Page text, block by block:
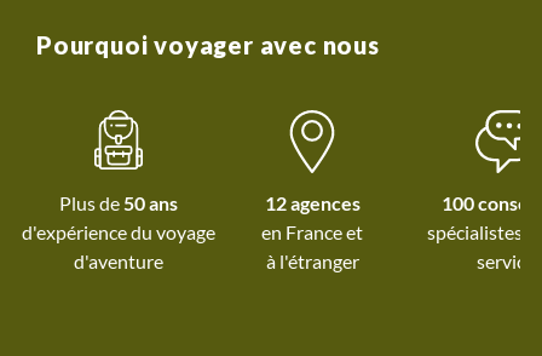
voyages.personnes de grande taille et
petits-déjeuners trop maigres
belle aventure que je
recommande !
Pourquoi voyager avec nous
Plus de 50 ans
d'expérience du voyage
d'aventure
12 agences
à l'étranger
100
spécialistes
service